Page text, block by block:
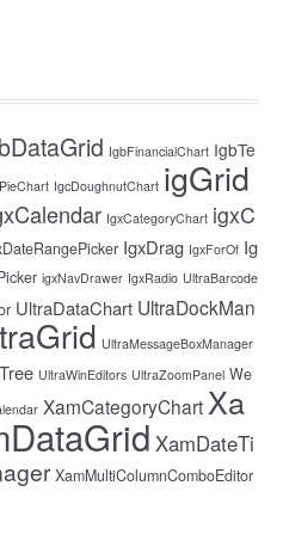
IgbFinancialChart IgbTe
IgcDoughnutChart igGrid
IgxCategoryChart igxC
IgxDrag IgxForOf Ig
igxNavDrawer IgxRadio UltraBarcode
UltraDataChart UltraDockMan
UltraMessageBoxManager
UltraWinEditors UltraZoomPanel We
XamCategoryChartXa
XamDateTi
XamMultiColumnComboEditor